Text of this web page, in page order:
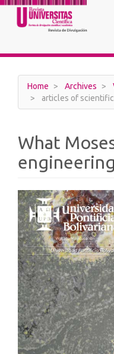
Main
Navigation
Main
Sidebar
Home Archives
articles of
What
engineering
Article
Sidebar